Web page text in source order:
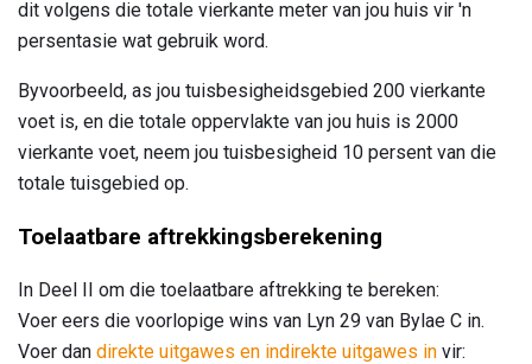
dit volgens die totale vierkante meter van jou huis vir 'n
persentasie wat gebruik word.
Byvoorbeeld, as jou tuisbesigheidsgebied 200 vierkante
voet is, en die totale oppervlakte van jou huis is 2000
vierkante voet, neem jou tuisbesigheid 10 persent van die
totale tuisgebied op.
Toelaatbare aftrekkingsberekening
In Deel II om die toelaatbare aftrekking te bereken:
Voer eers die voorlopige wins van Lyn 29 van Bylae C in.
Voer dan direkte uitgawes en indirekte uitgawes in vir: